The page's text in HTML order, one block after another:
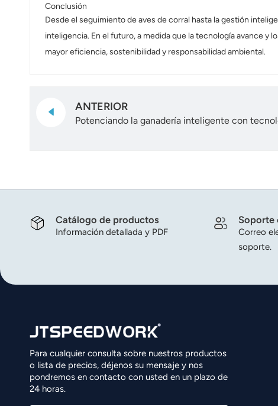
Conclusión
Desde el seguimiento de aves de corral hasta la gestión
inteligencia. En el futuro, a medida que la tecnología avance y
mayor eficiencia, sostenibilidad y responsabilidad ambiental.
ANTERIOR
Potenciando la ganadería inteligente con
Catálogo de productos
Información detallada y PDF
Soporte
Correo
soporte.
Para cualquier consulta sobre nuestros productos
o lista de precios, déjenos su mensaje y nos
pondremos en contacto con usted en un plazo de
24 horas.